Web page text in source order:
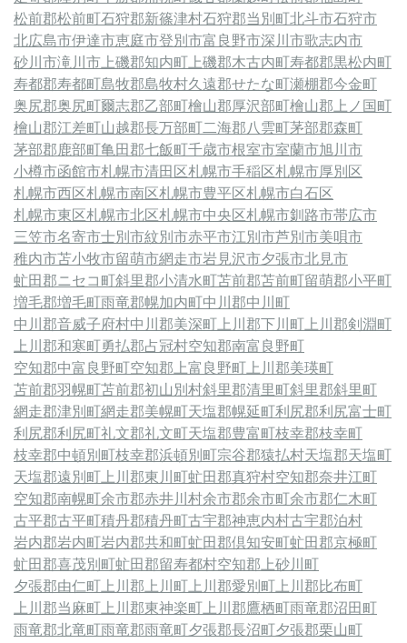
松前郡松前町石狩郡新篠津村石狩郡当別町北斗市石狩市
北広島市伊達市恵庭市登別市富良野市深川市歌志内市
砂川市滝川市上磯郡知内町上磯郡木古内町寿都郡黒松内町
寿都郡寿都町島牧郡島牧村久遠郡せたな町瀬棚郡今金町
奥尻郡奥尻町爾志郡乙部町檜山郡厚沢部町檜山郡上ノ国町
檜山郡江差町山越郡長万部町二海郡八雲町茅部郡森町
茅部郡鹿部町亀田郡七飯町千歳市根室市室蘭市旭川市
小樽市函館市札幌市清田区札幌市手稲区札幌市厚別区
札幌市西区札幌市南区札幌市豊平区札幌市白石区
札幌市東区札幌市北区札幌市中央区札幌市釧路市帯広市
三笠市名寄市士別市紋別市赤平市江別市芦別市美唄市
稚内市苫小牧市留萌市網走市岩見沢市夕張市北見市
虻田郡ニセコ町斜里郡小清水町苫前郡苫前町留萌郡小平町
増毛郡増毛町雨竜郡幌加内町中川郡中川町
中川郡音威子府村中川郡美深町上川郡下川町上川郡剣淵町
上川郡和寒町勇払郡占冠村空知郡南富良野町
空知郡中富良野町空知郡上富良野町上川郡美瑛町
苫前郡羽幌町苫前郡初山別村斜里郡清里町斜里郡斜里町
網走郡津別町網走郡美幌町天塩郡幌延町利尻郡利尻富士町
利尻郡利尻町礼文郡礼文町天塩郡豊富町枝幸郡枝幸町
枝幸郡中頓別町枝幸郡浜頓別町宗谷郡猿払村天塩郡天塩町
天塩郡遠別町上川郡東川町虻田郡真狩村空知郡奈井江町
空知郡南幌町余市郡赤井川村余市郡余市町余市郡仁木町
古平郡古平町積丹郡積丹町古宇郡神恵内村古宇郡泊村
岩内郡岩内町岩内郡共和町虻田郡倶知安町虻田郡京極町
虻田郡喜茂別町虻田郡留寿都村空知郡上砂川町
夕張郡由仁町上川郡上川町上川郡愛別町上川郡比布町
上川郡当麻町上川郡東神楽町上川郡鷹栖町雨竜郡沼田町
雨竜郡北竜町雨竜郡雨竜町夕張郡長沼町夕張郡栗山町